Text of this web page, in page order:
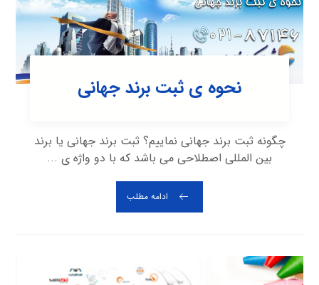
نحوه ی ثبت برند جهانی
چگونه ثبت برند جهانی نماییم؟ ثبت برند جهانی یا برند
بین المللی اصطلاحی می باشد که با دو واژه ی ...
ادامه مطلب